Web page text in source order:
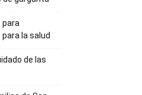
para
la salud
de las